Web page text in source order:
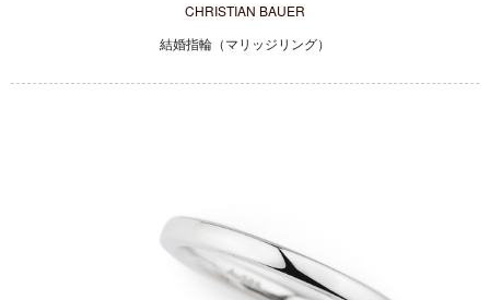
CHRISTIAN BAUER
結婚指輪（マリッジリング）